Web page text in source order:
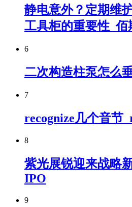
静电意外？定期维
工具柜的重要性_佰
6
二次构造柱泵怎么
7
recognize几个音节
8
紫光展锐迎来战略
IPO
9